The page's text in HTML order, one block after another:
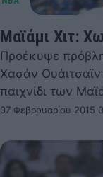
Μαϊάμι Χιτ:
Προέκυψε
Χασάν
παιχνίδι των
07 Φεβρουαρίου 2015